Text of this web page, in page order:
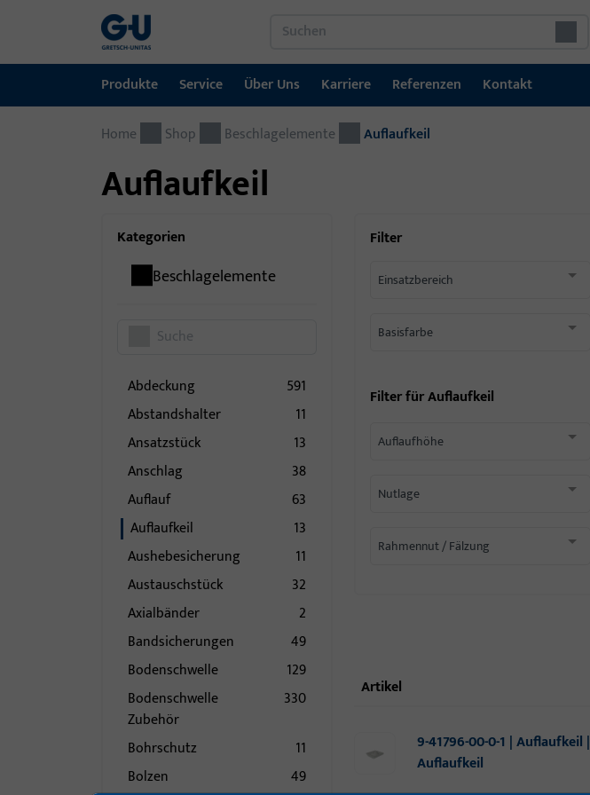
Produkte
Produkte
Fenstertechnik
Automatische Eingangsysteme
Montagematerial
Service
Service
Downloadportal
Über Uns
Über Uns
GU-Gruppe weltweit
Karriere
Karriere
Jobportal
Referenzen
Referenzen
Kontakt
Kontakt
Home Shop Beschlagelemente Auflaufkeil
Auflaufkeil
Kategorien
Beschlagelemente
Abdeckung
591
Abstandshalter
11
Ansatzstück
13
Anschlag
38
Auflauf
63
Auflaufkeil
13
Aushebesicherung
11
Austauschstück
32
Axialbänder
2
Bandsicherungen
49
Bodenschwelle
129
Bodenschwelle
Zubehör
330
Bohrschutz
11
Bolzen
49
Filter
Einsatzbereich
Basisfarbe
Filter fürAuflaufkeil
Auflaufhöhe
Nutlage
Rahmennut / Fälzung
Artikel
9-41796-00-0-1 | Auflaufkeil |
Auflaufkeil